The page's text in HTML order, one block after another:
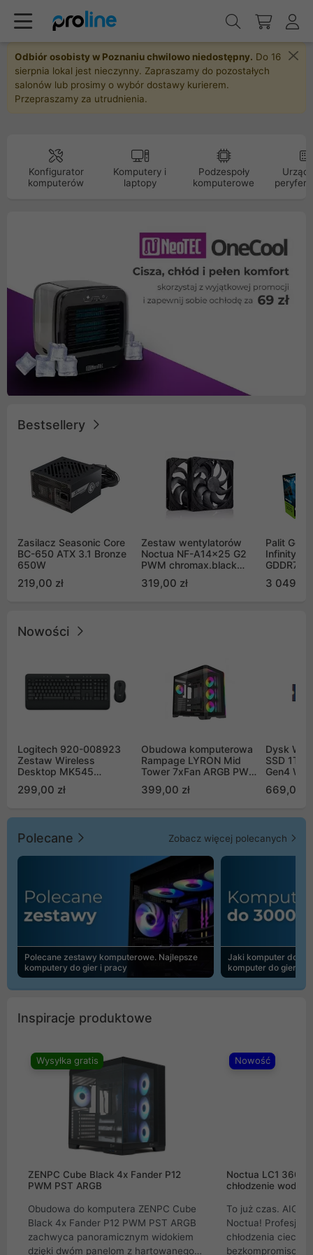
Odbiór osobisty w Poznaniu chwilowo niedostępny. Do 16
sierpnia lokal jest nieczynny. Zapraszamy do pozostałych
salonów lub prosimy o wybór dostawy kurierem.
Przepraszamy za utrudnienia.
Konfigurator
komputerów
Komputery i
laptopy
Podzespoły
komputerowe
Bestsellery
Zasilacz Seasonic Core
BC-650 ATX 3.1 Bronze
650W
219,00 zł
Zestaw wentylatorów
Noctua NF-A14x25 G2
PWM chromax.black
Push Pull (2szt)
319,00 zł
Palit
Infinity 3
GDDR7
GB2050S)
3 049,00
Nowości
Logitech 920-008923
Zestaw Wireless
Desktop MK545
299,00 zł
Obudowa komputerowa
Rampage LYRON Mid
Tower 7xFan ARGB PWM
399,00 zł
Dysk WD
SSD 1TB
Gen4
669,00
Polecane Zobacz więcej polecanych
Polecane zestawy komputerowe. Najlepsze
komputery do gier i pracy
Jaki komputer do
komputer do gier |
Inspiracje produktowe
Wysyłka gratis
ZENPC Cube Black 4x Fander P12
PWM PST ARGB
Obudowa do komputera ZENPC Cube
Black 4x Fander P12 PWM PST ARGB
zachwyca panoramicznym widokiem
dzięki dwóm panelom z hartowanego
Nowość
Noctua LC1
chłodzenie wodne
To już czas. AIO
Noctua!
chłodzenia cieczą